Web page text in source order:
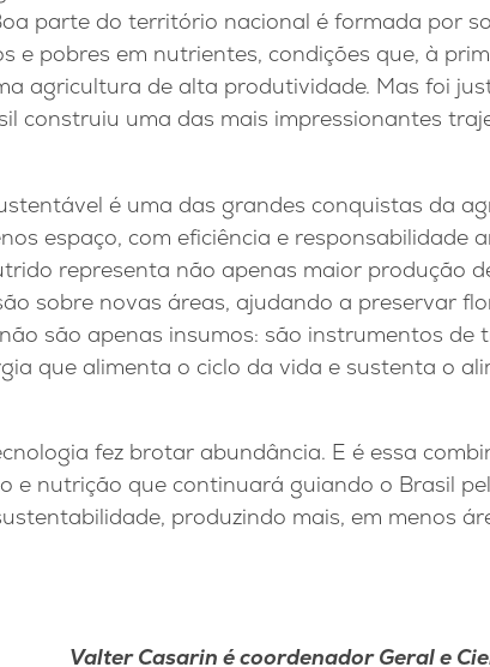
parte do território nacional é formada por
e pobres em nutrientes, condições que, à
agricultura de alta produtividade. Mas foi
construiu uma das mais impressionantes
é uma das grandes conquistas da
espaço, com eficiência e responsabilidade
representa não apenas maior produção
sobre novas áreas, ajudando a preservar
são apenas insumos: são instrumentos de
que alimenta o ciclo da vida e sustenta o
fez brotar abundância. E é essa
e nutrição que continuará guiando o Brasil
produzindo mais, em menos
Valter Casarin é coordenador Geral e